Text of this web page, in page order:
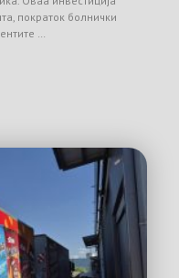
пократок болнички
…